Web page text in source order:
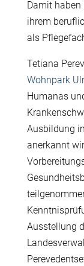
Damit
ihrem
als
Tetiana
Wohnpark
Humanas
Ausbildung
anerkannt
Ausstellung